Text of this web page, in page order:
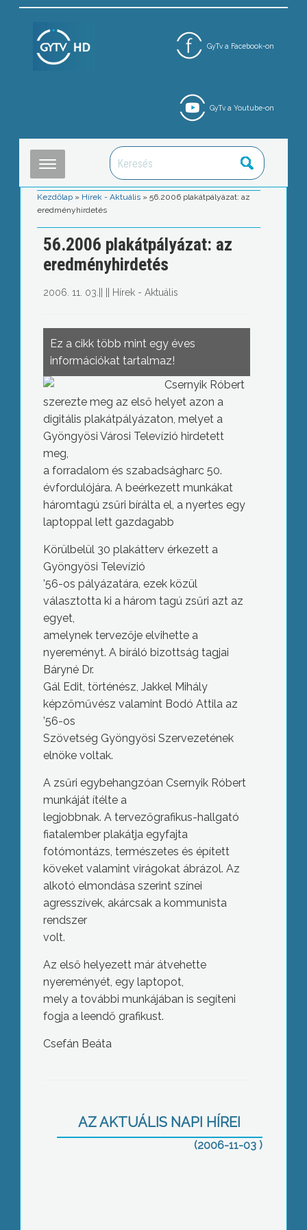
GyTv a Facebook-on
GyTv a Youtube-on
Kezdőlap » Hírek - Aktuális »56.2006 plakátpályázat: az
eredményhirdetés
56.2006 plakátpályázat: az
eredményhirdetés
2006. 11. 03. Hírek - Aktuális
Ez a cikk több mint egy éves
információkat tartalmaz!
Csernyik Róbert
szerezte meg az első helyet azon a
digitális plakátpályázaton, melyet a
Gyöngyösi Városi Televízió hirdetett
meg,
a forradalom és szabadságharc 50.
évfordulójára. A beérkezett munkákat
háromtagú zsűri bírálta el, a nyertes egy
laptoppal lett gazdagabb
Körülbelül 30 plakátterv érkezett a
Gyöngyösi Televízió
’56-os pályázatára, ezek közül
választotta ki a három tagú zsűri azt az
egyet,
amelynek tervezője elvihette a
nyereményt. A bíráló bizottság tagjai
Báryné Dr.
Gál Edit, történész, Jakkel Mihály
képzőművész valamint Bodó Attila az
’56-os
Szövetség Gyöngyösi Szervezetének
elnöke voltak.
A zsűri egybehangzóan Csernyik Róbert
munkáját ítélte a
legjobbnak. A tervezőgrafikus-hallgató
fiatalember plakátja egyfajta
fotómontázs, természetes és épített
köveket valamint virágokat ábrázol. Az
alkotó elmondása szerint színei
agresszívek, akárcsak a kommunista
rendszer
volt.
Az első helyezett már átvehette
nyereményét, egy laptopot,
mely a további munkájában is segíteni
fogja a leendő grafikust.
Csefán Beáta
AZ AKTUÁLIS NAPI HÍREI
(2006-11-03 )